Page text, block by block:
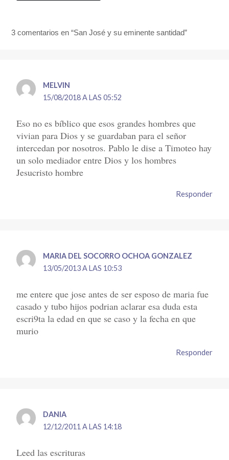
3 comentarios en “San José y su eminente santidad”
MELVIN
15/08/2018 A LAS 05:52
Eso no es bíblico que esos grandes hombres que
vivian para Dios y se guardaban para el señor
intercedan por nosotros. Pablo le dise a Timoteo hay
un solo mediador entre Dios y los hombres
Jesucristo hombre
Responder
MARIA DEL SOCORRO OCHOA GONZALEZ
13/05/2013 A LAS 10:53
me entere que jose antes de ser esposo de maria fue
casado y tubo hijos podrian aclarar esa duda esta
escri9ta la edad en que se caso y la fecha en que
murio
Responder
DANIA
12/12/2011 A LAS 14:18
Leed las escrituras